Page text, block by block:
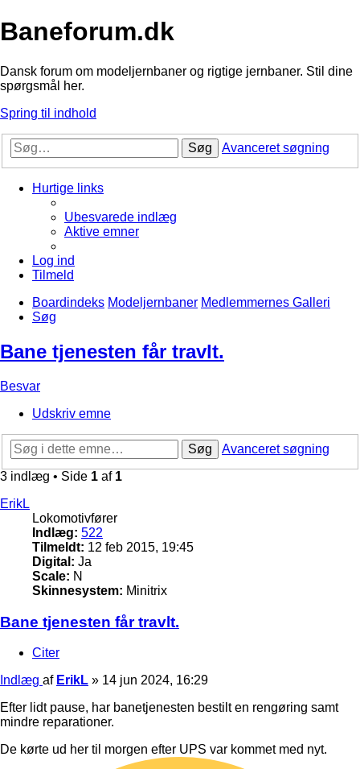
Baneforum.dk
Dansk forum om modeljernbaner og rigtige jernbaner. Stil dine
spørgsmål her.
Spring til indhold
Søg Avanceret søgning
Hurtige links
Ubesvarede indlæg
Aktive emner
Log ind
Tilmeld
Boardindeks Modeljernbaner Medlemmernes Galleri
Søg
Bane tjenesten får travlt.
Besvar
Udskriv emne
Søg
Avanceret søgning
3 indlæg • Side 1 af 1
ErikL
Lokomotivfører
Indlæg: 522
Tilmeldt: 12 feb 2015, 19:45
Digital: Ja
Scale: N
Skinnesystem: Minitrix
Bane tjenesten får travlt.
Citer
Indlæg af ErikL » 14 jun 2024, 16:29
Efter lidt pause, har banetjenesten bestilt en rengøring samt
mindre reparationer.
De kørte ud her til morgen efter UPS var kommet med nyt.